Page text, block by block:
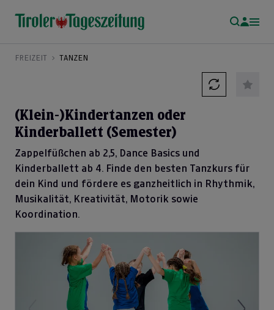
FREIZEIT TANZEN
(Klein-)Kindertanzen oder
Kinderballett (Semester)
Zappelfüßchen ab 2,5, Dance Basics und
Kinderballett ab 4. Finde den besten Tanzkurs für
dein Kind und fördere es ganzheitlich in Rhythmik,
Musikalität, Kreativität, Motorik sowie
Koordination.